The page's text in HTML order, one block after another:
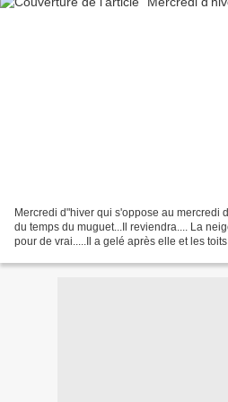
Mercredi d"hiver qui s'oppose au mercredi
du temps du muguet...Il reviendra.... La
pour de vrai.....Il a gelé après elle et les